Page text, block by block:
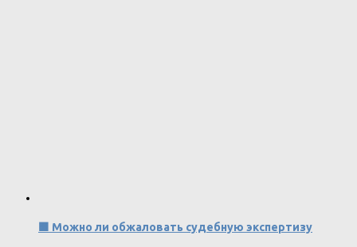
🟧 Можно ли обжаловать судебную экспертизу